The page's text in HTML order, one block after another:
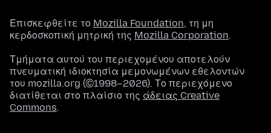
Επισκεφθείτε το Mozilla Foundation, τη μη
κερδοσκοπική μητρική της Mozilla Corporation.
Τμήματα αυτού του περιεχομένου αποτελούν
πνευματική ιδιοκτησία μεμονωμένων εθελοντών
του mozilla.org (©1998–2026). Το περιεχόμενο
διατίθεται στο πλαίσιο της άδειας Creative
Commons.